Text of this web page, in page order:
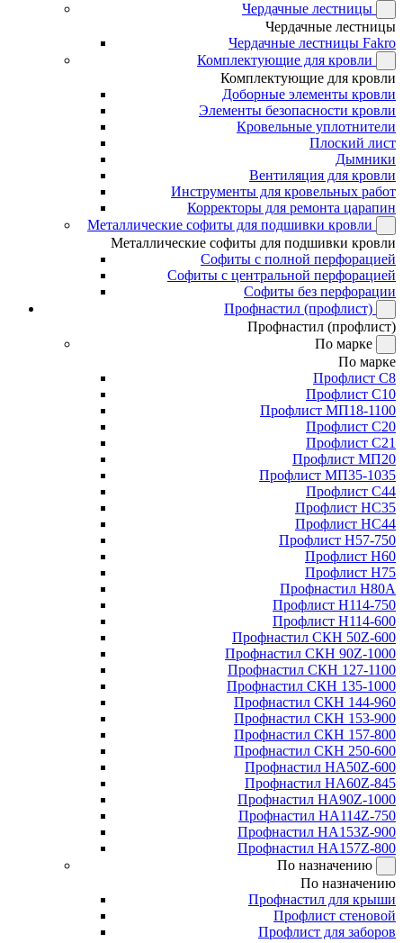
Чердачные лестницы
Чердачные лестницы
Чердачные лестницы Fakro
Комплектующие для кровли
Комплектующие для кровли
Доборные элементы кровли
Элементы безопасности кровли
Кровельные уплотнители
Плоский лист
Дымники
Вентиляция для кровли
Инструменты для кровельных работ
Корректоры для ремонта царапин
Металлические софиты для подшивки кровли
Металлические софиты для подшивки кровли
Софиты с полной перфорацией
Софиты с центральной перфорацией
Софиты без перфорации
Профнастил (профлист)
Профнастил (профлист)
По марке
По марке
Профлист С8
Профлист С10
Профлист МП18-1100
Профлист С20
Профлист С21
Профлист МП20
Профлист МП35-1035
Профлист С44
Профлист НС35
Профлист НС44
Профлист Н57-750
Профлист Н60
Профлист Н75
Профнастил Н80А
Профлист Н114-750
Профлист Н114-600
Профнастил СКН 50Z-600
Профнастил СКН 90Z-1000
Профнастил СКН 127-1100
Профнастил СКН 135-1000
Профнастил СКН 144-960
Профнастил СКН 153-900
Профнастил СКН 157-800
Профнастил СКН 250-600
Профнастил НА50Z-600
Профнастил НА60Z-845
Профнастил НА90Z-1000
Профнастил НА114Z-750
Профнастил НА153Z-900
Профнастил НА157Z-800
По назначению
По назначению
Профнастил для крыши
Профлист стеновой
Профлист для заборов